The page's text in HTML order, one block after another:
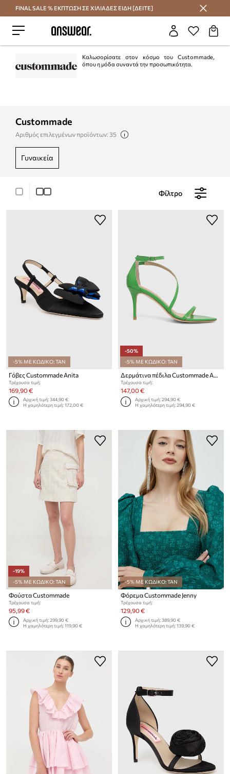
Εξοικονομήστε με το Answear Club
FINAL SALE % ΕΚΠΤΩΣΗ ΣΕ ΧΙΛΙΑΔΕΣ ΕΙΔΗ [ΔΕΙΤΕ]
Καλωσορίσατε στον κόσμο του Custommade,
όπου η μόδα συναντά την προσωπικότητα.
Custommade
Αριθμός επιλεγμένων προϊόντων: 35
γυναικεία
Φίλτρο
-5% ΜΕ ΚΩΔΙΚΟ: TAN
Γόβες Custommade Anita
Τρέχουσα τιμή:
169,90 €
Αρχική τιμή:344,90 €
Η χαμηλότερη τιμή:172,00 €
-50%
-5% ΜΕ ΚΩΔΙΚΟ: TAN
Τρέχουσα τιμή:
147,00 €
Αρχική τιμή:294,90 €
Η χαμηλότερη τιμή:294,90 €
-19%
-5% ΜΕ ΚΩΔΙΚΟ: TAN
Φούστα Custommade
Τρέχουσα τιμή:
95,99 €
Αρχική τιμή:299,90 €
Η χαμηλότερη τιμή:119,90 €
-5% ΜΕ ΚΩΔΙΚΟ: TAN
Φόρεμα Custommade Jenny
Τρέχουσα τιμή:
129,90 €
Αρχική τιμή:389,90 €
Η χαμηλότερη τιμή:139,90 €